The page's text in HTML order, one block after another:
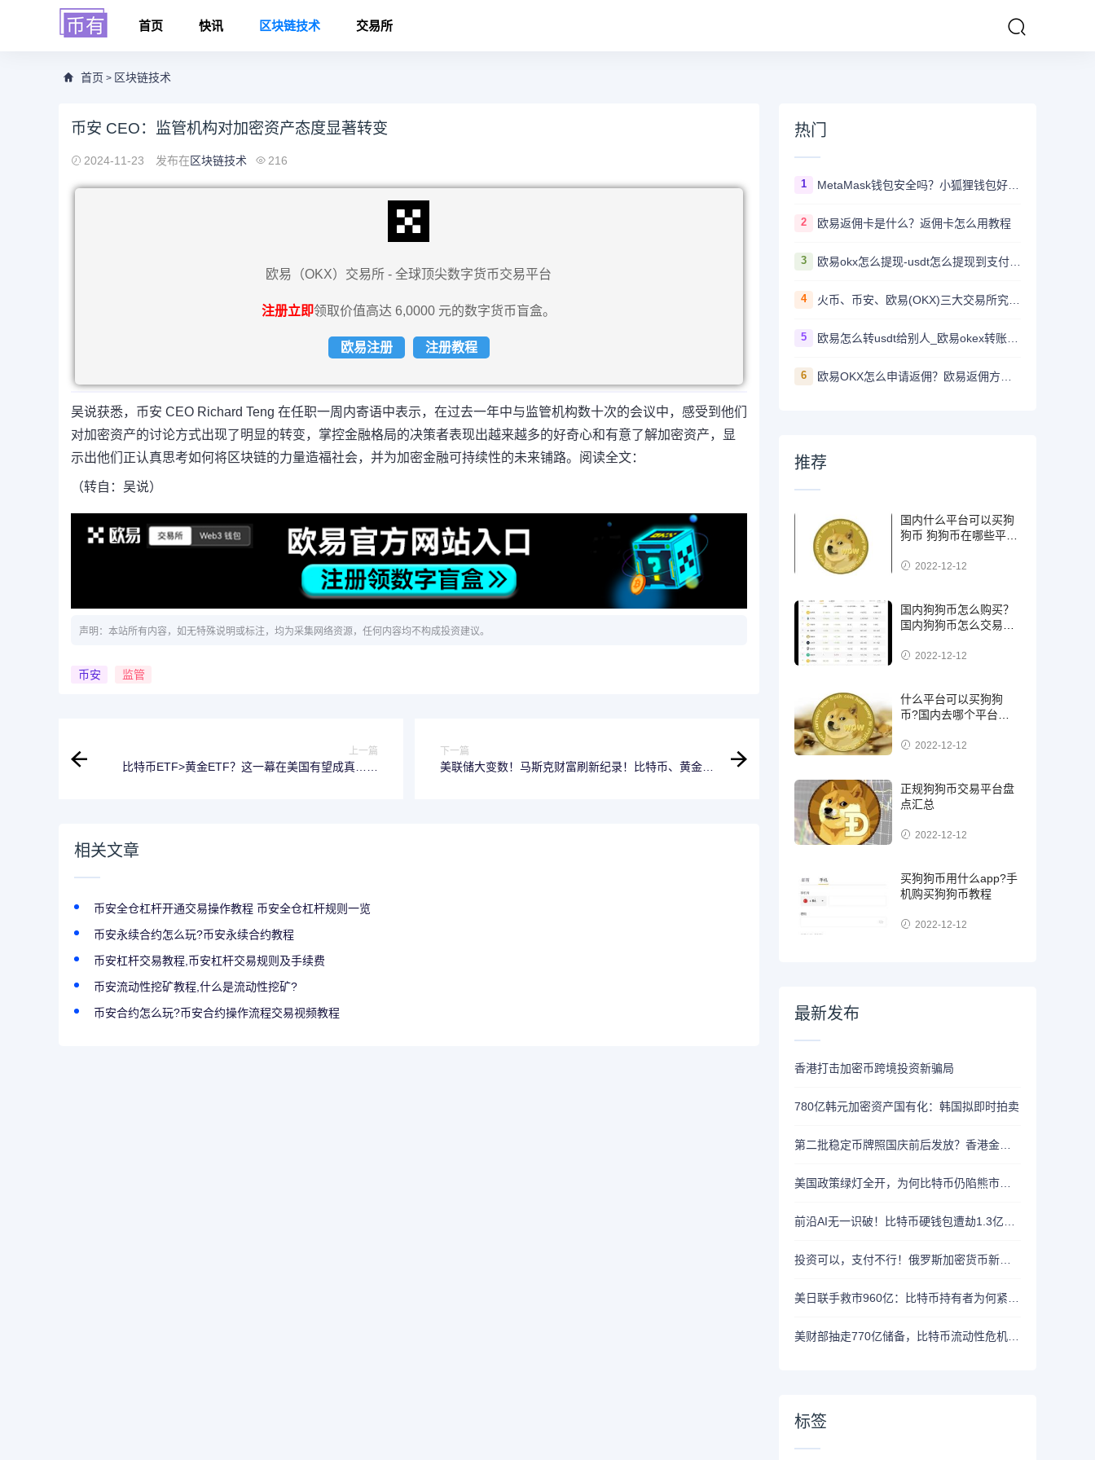
首页 快讯 区块链技术 交易所
首页 > 区块链技术
币安 CEO：监管机构对加密资产态度显著转变
2024-11-23 发布在区块链技术 216
欧易（OKX）交易所 - 全球顶尖数字货币交易平台
注册立即领取价值高达 6,0000 元的数字货币盲盒。
欧易注册 注册教程
吴说获悉，币安 CEO Richard Teng 在任职一周内寄语中表示，在过去一年中与监管机构数十次的会议中，感受到他们
对加密资产的讨论方式出现了明显的转变，掌控金融格局的决策者表现出越来越多的好奇心和有意了解加密资产，显
示出他们正认真思考如何将区块链的力量造福社会，并为加密金融可持续性的未来铺路。阅读全文：
（转自：吴说）
声明：本站所有内容，如无特殊说明或标注，均为采集网络资源，任何内容均不构成投资建议。
币安 监管
上一篇
比特币ETF>黄金ETF？这一幕在美国有望成真……
下一篇
美联储大变数！马斯克财富刷新纪录！比特币、黄金猛
相关文章
币安全仓杠杆开通交易操作教程 币安全仓杠杆规则一览
币安永续合约怎么玩?币安永续合约教程
币安杠杆交易教程,币安杠杆交易规则及手续费
币安流动性挖矿教程,什么是流动性挖矿?
币安合约怎么玩?币安合约操作流程交易视频教程
热门
1 MetaMask钱包安全吗？小狐狸钱包好用吗？
2 欧易返佣卡是什么？返佣卡怎么用教程
3 欧易okx怎么提现-usdt怎么提现到支付宝教程
4 火币、币安、欧易(OKX)三大交易所究竟选哪家？
5 欧易怎么转usdt给别人_欧易okex转账usdt教程
6
推荐
国内什么平台可以买狗
狗币 狗狗币在哪些平台
2022-12-12
国内狗狗币怎么购买？
国内狗狗币怎么交易使
2022-12-12
什么平台可以买狗狗
币?国内去哪个平台买
2022-12-12
正规狗狗币交易平台盘
点汇总
2022-12-12
买狗狗币用什么app?手
机购买狗狗币教程
2022-12-12
最新发布
香港打击加密币跨境投资新骗局
780亿韩元加密资产国有化：韩国拟即时拍卖
标签